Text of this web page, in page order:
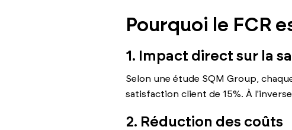
Pourquoi le FCR
1. Impact direct sur la
Selon une étude SQM Group,
satisfaction client de 15%. À
2. Réduction des coûts